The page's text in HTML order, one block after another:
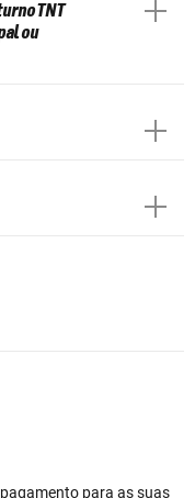
TNT
ou
para as suas